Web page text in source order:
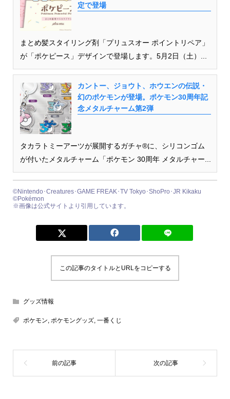
定で登場
まとめ髪スタイリング剤「プリュスオー ポイントリペア」
が「ポケピース」デザインで登場します。5月2日（土）...
カントー、ジョウト、ホウエンの伝説・
幻のポケモンが登場。ポケモン30周年記
念メタルチャーム第2弾
タカラトミーアーツが展開するガチャ®に、シリコンゴム
が付いたメタルチャーム「ポケモン 30周年 メタルチャー...
©Nintendo･Creatures･GAME FREAK･TV Tokyo･ShoPro･JR Kikaku
©Pokémon
※画像は公式サイトより引用しています。
この記事のタイトルとURLをコピーする
グッズ情報
ポケモン ポケモングッズ, 一番くじ